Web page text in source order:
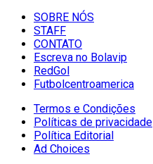
SOBRE NÓS
STAFF
CONTATO
Escreva no Bolavip
RedGol
Futbolcentroamerica
Termos e Condições
Políticas de privacidade
Política Editorial
Ad Choices